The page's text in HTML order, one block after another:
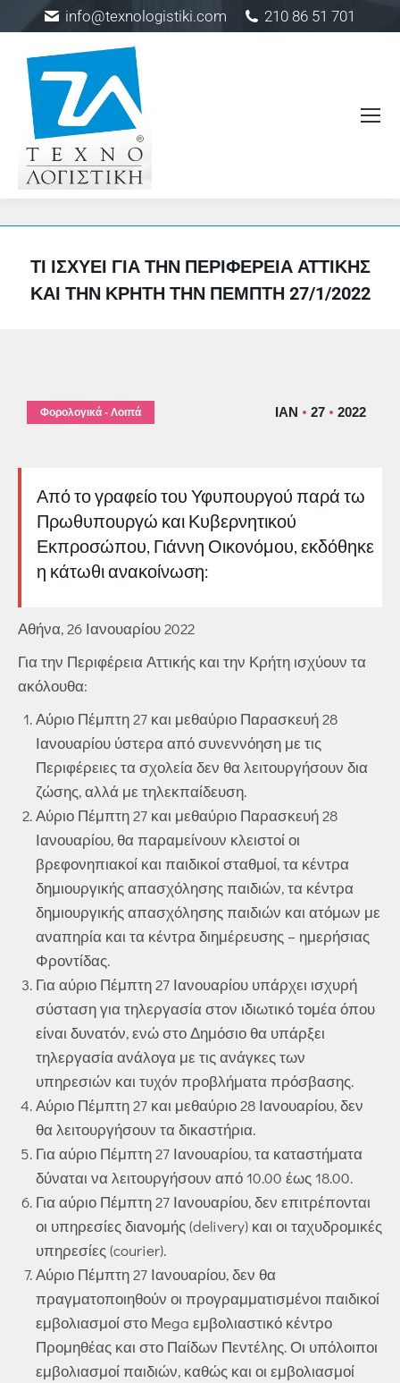
info@texnologistiki.com 210 86 51 701
ΤΙ ΙΣΧΎΕΙ ΓΙΑ ΤΗΝ ΠΕΡΙΦΈΡΕΙΑ ΑΤΤΙΚΉΣ
ΚΑΙ ΤΗΝ ΚΡΉΤΗ ΤΗΝ ΠΈΜΠΤΗ 27/1/2022
ΙΑΝ 27 2022
Φορολογικά - Λοιπά
Από το γραφείο του Υφυπουργού παρά τω
Πρωθυπουργώ και Κυβερνητικού
Εκπροσώπου, Γιάννη Οικονόμου, εκδόθηκε
η κάτωθι ανακοίνωση:
Αθήνα, 26 Ιανουαρίου 2022
Για την Περιφέρεια Αττικής και την Κρήτη ισχύουν τα
ακόλουθα:
Αύριο Πέμπτη 27 και μεθαύριο Παρασκευή 28
Ιανουαρίου ύστερα από συνεννόηση με τις
Περιφέρειες τα σχολεία δεν θα λειτουργήσουν δια
ζώσης, αλλά με τηλεκπαίδευση.
Αύριο Πέμπτη 27 και μεθαύριο Παρασκευή 28
Ιανουαρίου, θα παραμείνουν κλειστοί οι
βρεφονηπιακοί και παιδικοί σταθμοί, τα κέντρα
δημιουργικής απασχόλησης παιδιών, τα κέντρα
δημιουργικής απασχόλησης παιδιών και ατόμων με
αναπηρία και τα κέντρα διημέρευσης – ημερήσιας
Φροντίδας.
Για αύριο Πέμπτη 27 Ιανουαρίου υπάρχει ισχυρή
σύσταση για τηλεργασία στον ιδιωτικό τομέα όπου
είναι δυνατόν, ενώ στο Δημόσιο θα υπάρξει
τηλεργασία ανάλογα με τις ανάγκες των
υπηρεσιών και τυχόν προβλήματα πρόσβασης.
Αύριο Πέμπτη 27 και μεθαύριο 28 Ιανουαρίου, δεν
θα λειτουργήσουν τα δικαστήρια.
Για αύριο Πέμπτη 27 Ιανουαρίου, τα καταστήματα
δύναται να λειτουργήσουν από 10.00 έως 18.00.
Για αύριο Πέμπτη 27 Ιανουαρίου, δεν επιτρέπονται
οι υπηρεσίες διανομής (delivery) και οι ταχυδρομικές
υπηρεσίες (courier).
Αύριο Πέμπτη 27 Ιανουαρίου, δεν θα
πραγματοποιηθούν οι προγραμματισμένοι παιδικοί
εμβολιασμοί στο Μega εμβολιαστικό κέντρο
Προμηθέας και στο Παίδων Πεντέλης. Οι υπόλοιποι
εμβολιασμοί παιδιών, καθώς και οι εμβολιασμοί